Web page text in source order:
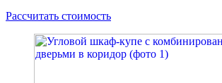
Рассчитать стоимость